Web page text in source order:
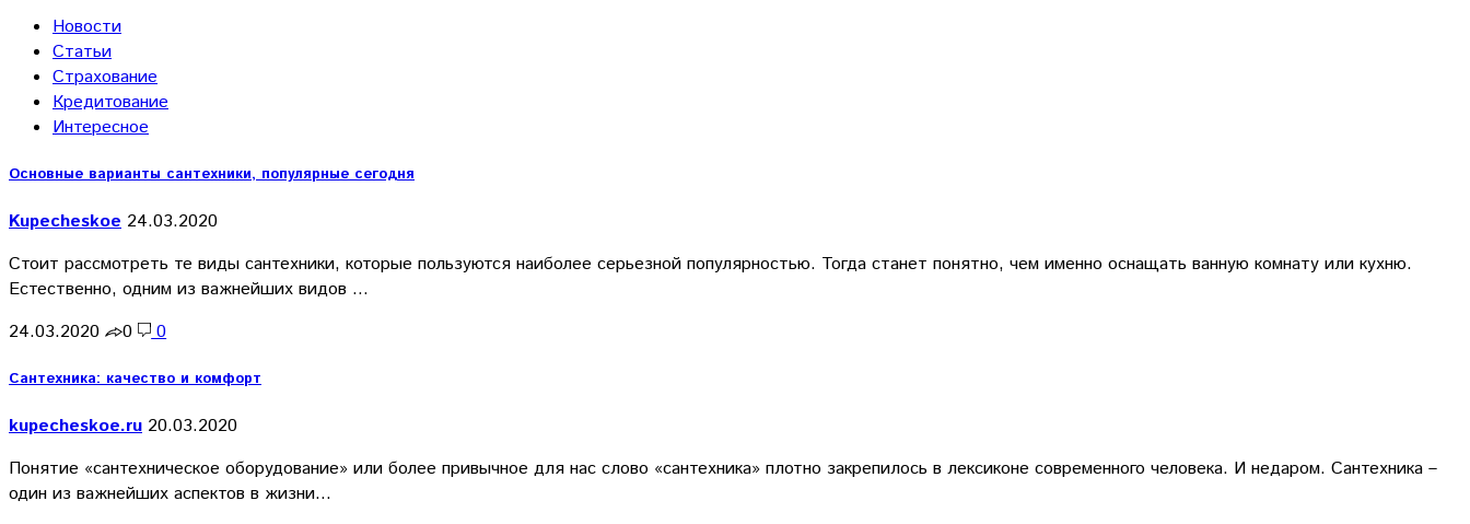
Новости
Статьи
Страхование
Кредитование
Интересное
Основные варианты сантехники, популярные сегодня
Kupecheskoe 24.03.2020
Стоит рассмотреть те виды сантехники, которые пользуются наиболее серьезной популярностью. Тогда станет понятно, чем именно оснащать ванную комнату или кухню.
Естественно, одним из важнейших видов …
24.03.2020
0 0
Сантехника: качество и комфорт
kupecheskoe.ru 20.03.2020
Понятие «сантехническое оборудование» или более привычное для нас слово «сантехника» плотно закрепилось в лексиконе современного человека. И недаром. Сантехника –
один из важнейших аспектов в жизни…